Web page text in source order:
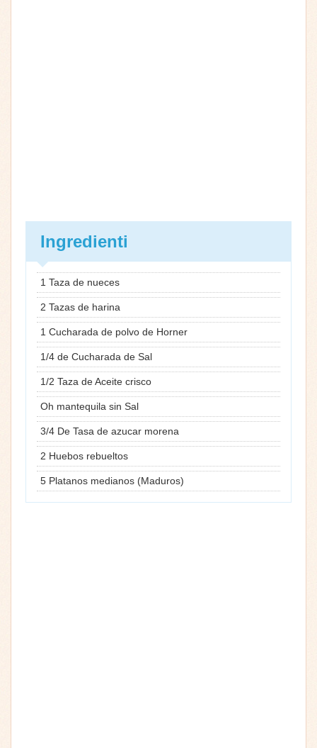
Ingredienti
1 Taza de nueces
2 Tazas de harina
1 Cucharada de polvo de Horner
1/4 de Cucharada de Sal
1/2 Taza de Aceite crisco
Oh mantequila sin Sal
3/4 De Tasa de azucar morena
2 Huebos rebueltos
5 Platanos medianos (Maduros)